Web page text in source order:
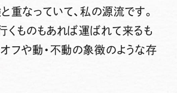
重なっていて、私の源流です。
くものもあれば運ばれて来るも
オフや動・不動の象徴のような存